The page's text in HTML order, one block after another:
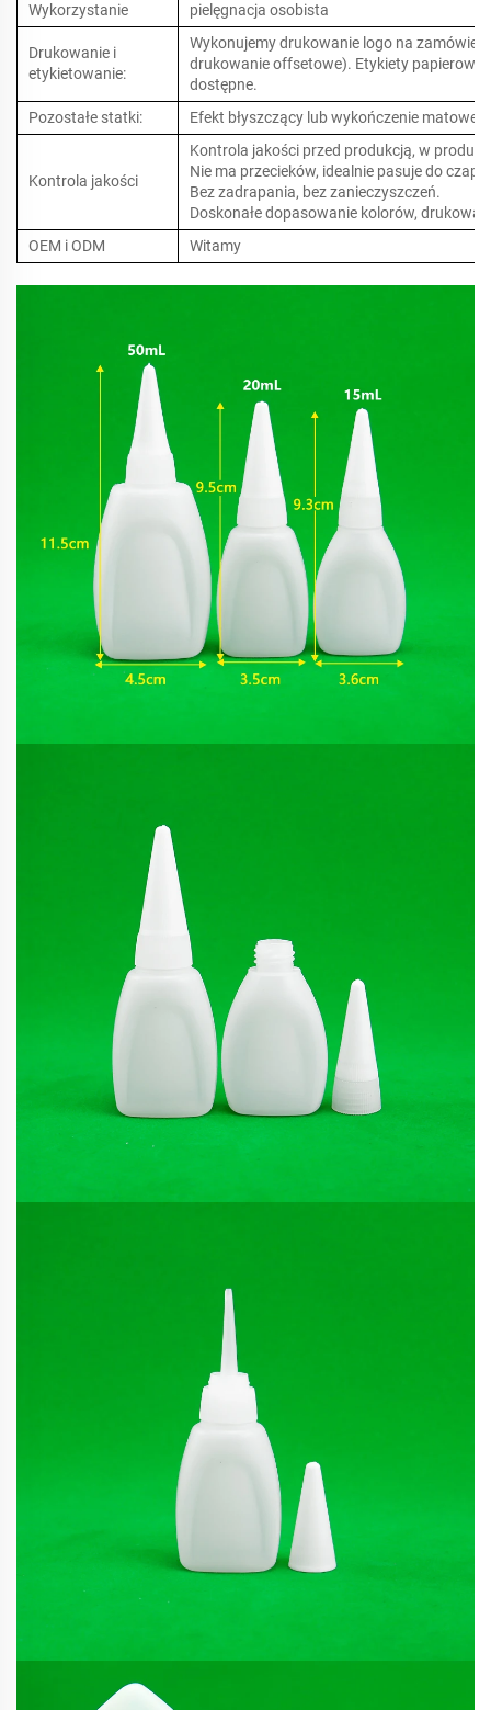
Wykorzystanie
pielęgnacja osobista
Drukowanie i
etykietowanie:
Wykonujemy drukowanie logo na
drukowanie offsetowe). Etykiety papierowe
dostępne.
Pozostałe statki:
Efekt błyszczący lub wykończenie matowe
Kontrola jakości
Kontrola jakości przed produkcją, w
Nie ma przecieków, idealnie pasuje do
Bez zadrapania, bez zanieczyszczeń.
Doskonałe dopasowanie kolorów,
OEM i ODM
Witamy